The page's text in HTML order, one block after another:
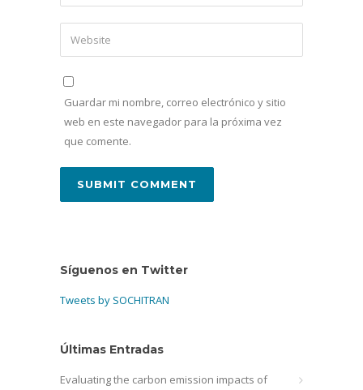
Guardar mi nombre, correo electrónico y sitio
web en este navegador para la próxima vez
que comente.
Síguenos en Twitter
Tweets by SOCHITRAN
Últimas Entradas
Evaluating the carbon emission impacts of